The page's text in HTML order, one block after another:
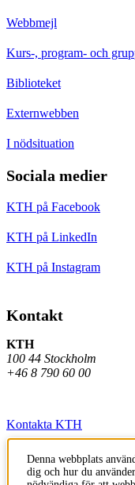
Webbmejl
Kurs-, program- och
Biblioteket
Externwebben
I nödsituation
Sociala medier
KTH på Facebook
KTH på LinkedIn
KTH på Instagram
Kontakt
KTH
100 44 Stockholm
+46 8 790 60 00
Kontakta KTH
Jobba på KTH
Denna webbplats
dig och hur du